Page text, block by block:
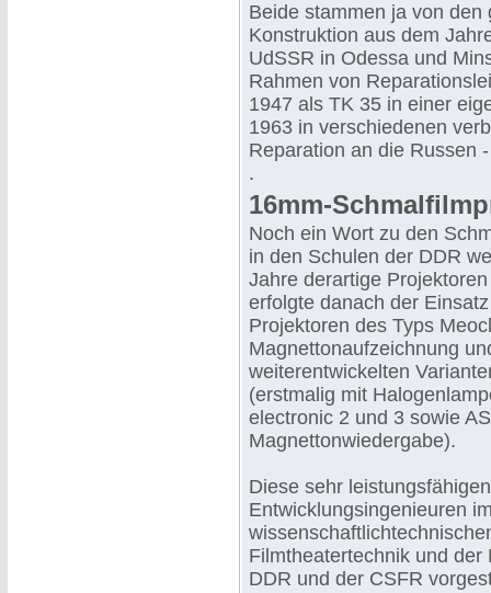
Beide stammen ja von
Konstruktion aus dem
UdSSR in Odessa und
Rahmen von
1947 als TK 35 in einer
1963 in verschiedenen
Reparation an die Russen
.
16mm-
Noch ein Wort zu den
in den Schulen der DDR
Jahre derartige
erfolgte danach der
Projektoren des Typs
Magnettonaufzeichnung
weiterentwickelten
(erstmalig mit
electronic 2 und 3 sowie
Magnettonwiedergabe).
Diese sehr
Entwicklungsingenieuren
Filmtheatertechnik und
DDR und der CSFR